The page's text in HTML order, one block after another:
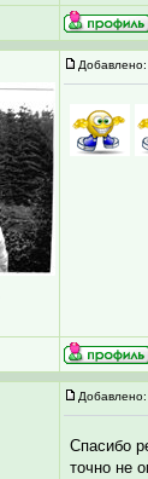
Спасибо
точно не